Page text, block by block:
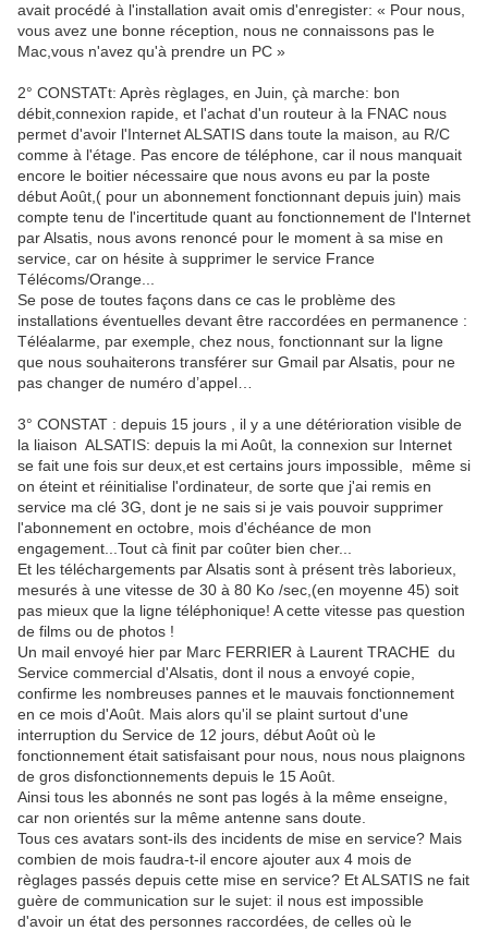
avait procédé à l'installation avait omis d'enregister: « Pour nous,
vous avez une bonne réception, nous ne connaissons pas le
Mac,vous n'avez qu'à prendre un PC »
2° CONSTATt: Après règlages, en Juin, çà marche: bon
débit,connexion rapide, et l'achat d'un routeur à la FNAC nous
permet d'avoir l'Internet ALSATIS dans toute la maison, au R/C
comme à l'étage. Pas encore de téléphone, car il nous manquait
encore le boitier nécessaire que nous avons eu par la poste
début Août,( pour un abonnement fonctionnant depuis juin) mais
compte tenu de l'incertitude quant au fonctionnement de l'Internet
par Alsatis, nous avons renoncé pour le moment à sa mise en
service, car on hésite à supprimer le service France
Télécoms/Orange...
Se pose de toutes façons dans ce cas le problème des
installations éventuelles devant être raccordées en permanence :
Téléalarme, par exemple, chez nous, fonctionnant sur la ligne
que nous souhaiterons transférer sur Gmail par Alsatis, pour ne
pas changer de numéro d’appel…
3° CONSTAT : depuis 15 jours , il y a une détérioration visible de
la liaison ALSATIS: depuis la mi Août, la connexion sur Internet
se fait une fois sur deux,et est certains jours impossible,
même si
on éteint et réinitialise l'ordinateur, de sorte que j'ai remis en
service ma clé 3G, dont je ne sais si je vais pouvoir supprimer
l'abonnement en octobre, mois d'échéance de mon
engagement...Tout cà finit par coûter bien cher...
Et les téléchargements par Alsatis sont à présent très laborieux,
mesurés à une vitesse de 30 à 80 Ko /sec,(en moyenne 45) soit
pas mieux que la ligne téléphonique! A cette vitesse pas question
de films ou de photos !
Un mail envoyé hier par Marc FERRIER à Laurent TRACHE du
Service commercial d'Alsatis, dont il nous a envoyé copie,
confirme les nombreuses pannes et le mauvais fonctionnement
en ce mois d'Août. Mais alors qu'il se plaint surtout d'une
interruption du Service de 12 jours, début Août où le
fonctionnement était satisfaisant pour nous, nous nous plaignons
de gros disfonctionnements depuis le 15 Août.
Ainsi tous les abonnés ne sont pas logés à la même enseigne,
car non orientés sur la même antenne sans doute.
Tous ces avatars sont-ils des incidents de mise en service? Mais
combien de mois faudra-t-il encore ajouter aux 4 mois de
règlages passés depuis cette mise en service? Et ALSATIS ne fait
guère de communication sur le sujet: il nous est impossible
d'avoir un état des personnes raccordées, de celles où le